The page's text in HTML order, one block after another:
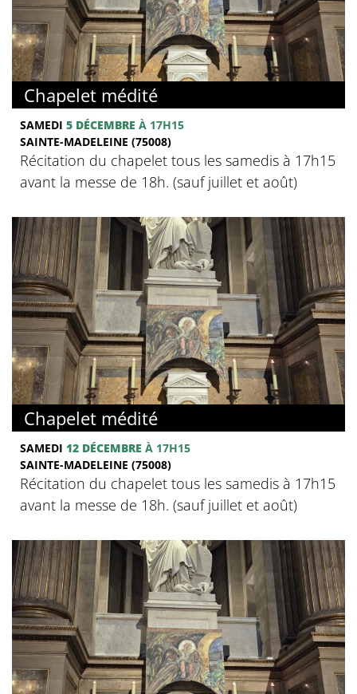
Chapelet médité
SAMEDI 5 DÉCEMBRE À 17H15
SAINTE-MADELEINE (75008)
Récitation du chapelet tous les samedis à 17h15
avant la messe de 18h. (sauf juillet et août)
Chapelet médité
SAMEDI 12 DÉCEMBRE À 17H15
SAINTE-MADELEINE (75008)
Récitation du chapelet tous les samedis à 17h15
avant la messe de 18h. (sauf juillet et août)